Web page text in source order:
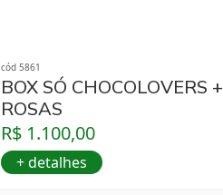
cód 5861
BOX SÓ CHOCOLOVERS +
ROSAS
R$ 1.100,00
+ detalhes